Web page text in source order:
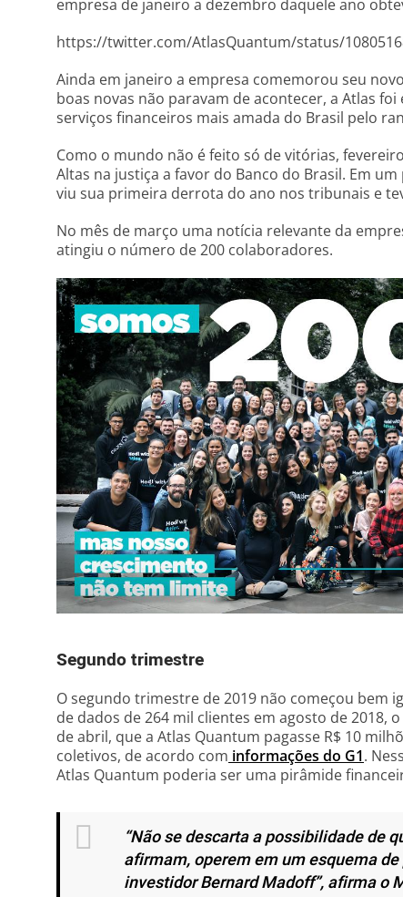
empresa de janeiro a dezembro daquele ano
https://twitter.com/AtlasQuantum/status/
Ainda em janeiro a empresa comemorou seu
boas novas não paravam de acontecer, a Atlas
serviços financeiros mais amada do Brasil pelo
Como o mundo não é feito só de vitórias,
Altas na justiça a favor do Banco do Brasil. Em
viu sua primeira derrota do ano nos tribunais e
No mês de março uma notícia relevante da
atingiu o número de 200 colaboradores.
Segundo trimestre
O segundo trimestre de 2019 não começou bem
de dados de 264 mil clientes em agosto de 2018,
de abril, que a Atlas Quantum pagasse R$ 10
coletivos, de acordo com informações do G1.
Atlas Quantum poderia ser uma pirâmide
“Não se descarta a possibilidade de
afirmam, operem em um esquema
investidor Bernard Madoff”, afirma o